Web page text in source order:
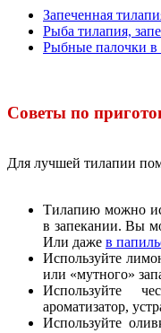
Запеченная
Рыба тилапия,
Рыбные палочки в
Советы по
Для лучшей тилапии
Тилапию можно
в запекании. Вы
Или даже в
Используйте
или «мутного»
Используйте
ароматизатор,
Используйте